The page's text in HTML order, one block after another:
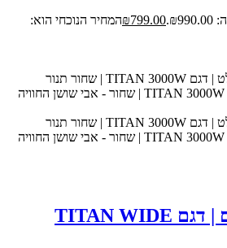
₪799.00
המחיר הנוכחי הוא:
תנור אינפרא אדום | דגם TITAN WIDE